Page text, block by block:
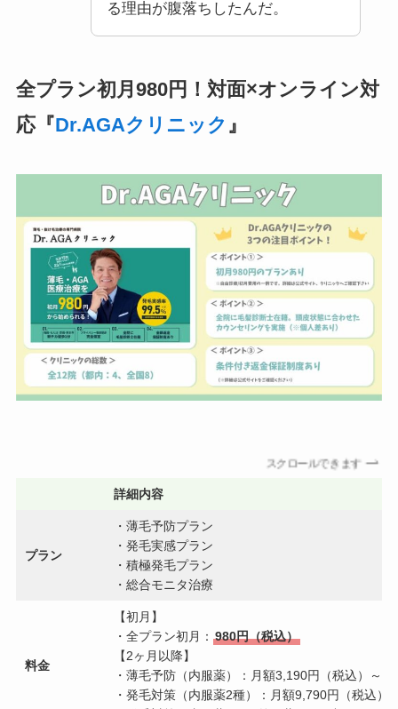
る理由が腹落ちしたんだ。
全プラン初月980円！対面×オンライン対
応『Dr.AGAクリニック 』
スクロールできます
詳細内容
プラン
・薄毛予防プラン
・発毛実感プラン
・積極発毛プラン
・総合モニタ治療
料金
【初月】
・全プラン初月：980円（税込）
【2ヶ月以降】
・薄毛予防（内服薬）：月額3,190円（税込）～
・発毛対策（内服薬2種）：月額9,790円（税込）